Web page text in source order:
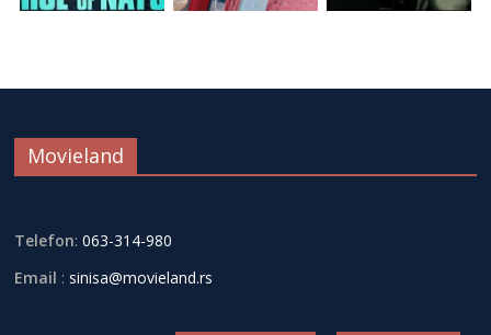
Movieland
Telefon: 063-314-980
Email : sinisa@movieland.rs